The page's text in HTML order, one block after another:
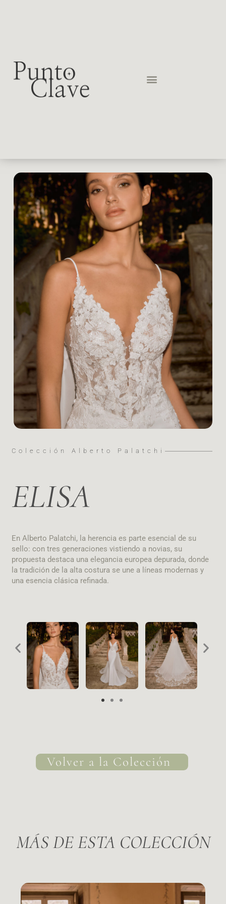
Colección Alberto Palatchi
ELISA
En Alberto Palatchi, la herencia es parte esencial de su
sello: con tres generaciones vistiendo a novias, su
propuesta destaca una elegancia europea depurada, donde
la tradición de la alta costura se une a líneas modernas y
una esencia clásica refinada.
Volver a la Colección
MÁS DE ESTA COLECCIÓN